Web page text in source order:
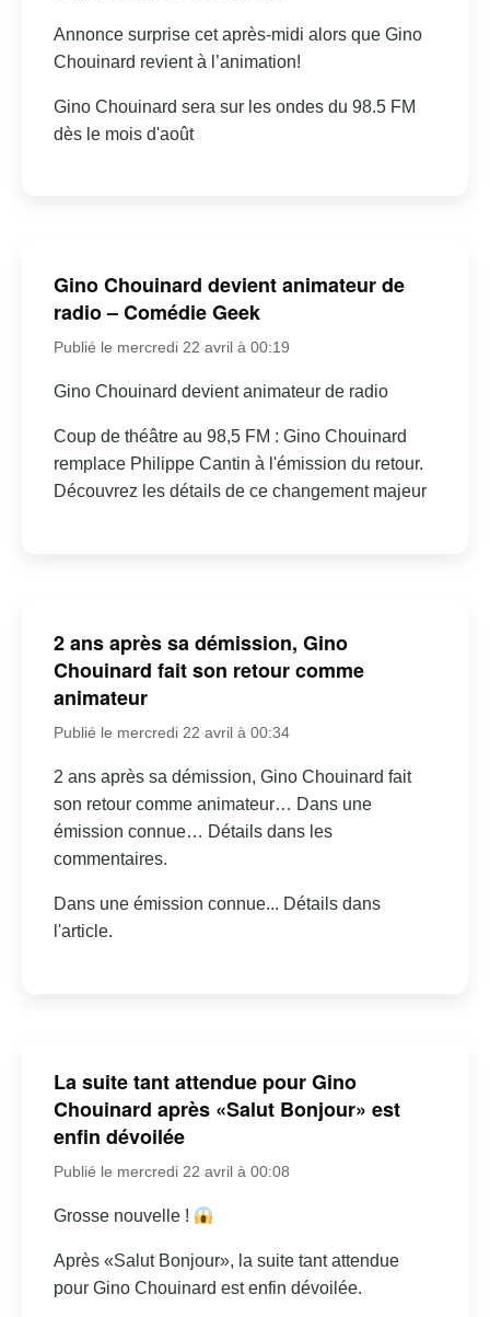
Annonce surprise cet après-midi alors que Gino
Chouinard revient à l’animation!
Gino Chouinard sera sur les ondes du 98.5 FM
dès le mois d'août
Gino Chouinard devient animateur de
radio – Comédie Geek
Publié le mercredi 22 avril à 00:19
Gino Chouinard devient animateur de radio
Coup de théâtre au 98,5 FM : Gino Chouinard
remplace Philippe Cantin à l'émission du retour.
Découvrez les détails de ce changement majeur
2 ans après sa démission, Gino
Chouinard fait son retour comme
animateur
Publié le mercredi 22 avril à 00:34
2 ans après sa démission, Gino Chouinard fait
son retour comme animateur… Dans une
émission connue… Détails dans les
commentaires.
Dans une émission connue... Détails dans
l'article.
La suite tant attendue pour Gino
Chouinard après «Salut Bonjour» est
enfin dévoilée
Publié le mercredi 22 avril à 00:08
Grosse nouvelle !
Après «Salut Bonjour», la suite tant attendue
pour Gino Chouinard est enfin dévoilée.